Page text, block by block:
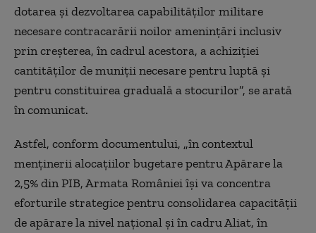
dotarea și dezvoltarea capabilităților militare
necesare contracarării noilor amenințări inclusiv
prin creșterea, în cadrul acestora, a achiziției
cantităților de muniții necesare pentru luptă și
pentru constituirea graduală a stocurilor”, se arată
în comunicat.
Astfel, conform documentului, „în contextul
menținerii alocațiilor bugetare pentru Apărare la
2,5% din PIB, Armata României își va concentra
eforturile strategice pentru consolidarea capacității
de apărare la nivel național și în cadru Aliat, în